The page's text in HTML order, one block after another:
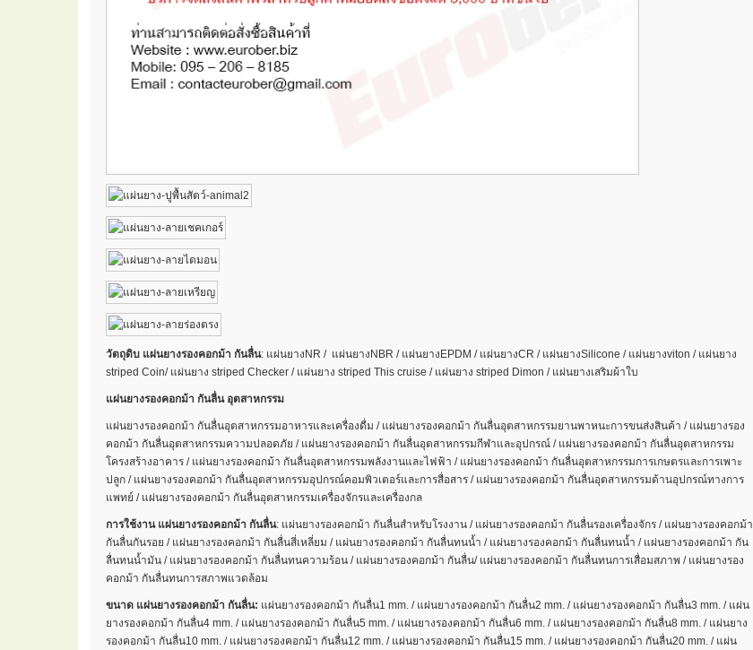
วัตถุดิบ แผ่นยางรองคอกม้า กันลื่น: แผ่นยางNR / แผ่นยางNBR / แผ่นยางEPDM / แผ่นยางCR / แผ่นยางSilicone / แผ่นยางviton / แผ่นยาง
striped Coin/ แผ่นยาง striped Checker / แผ่นยาง striped This cruise / แผ่นยาง striped Dimon / แผ่นยางเสริมผ้าใบ
แผ่นยางรองคอกม้า กันลื่น อุตสาหกรรม
แผ่นยางรองคอกม้า กันลื่นอุตสาหกรรมอาหารและเครื่องดื่ม / แผ่นยางรองคอกม้า กันลื่นอุตสาหกรรมยานพาหนะการขนส่งสินค้า / แผ่นยางรอง
คอกม้า กันลื่นอุตสาหกรรมความปลอดภัย / แผ่นยางรองคอกม้า กันลื่นอุตสาหกรรมกีฬาและอุปกรณ์ / แผ่นยางรองคอกม้า กันลื่นอุตสาหกรรม
โครงสร้างอาคาร / แผ่นยางรองคอกม้า กันลื่นอุตสาหกรรมพลังงานและไฟฟ้า / แผ่นยางรองคอกม้า กันลื่นอุตสาหกรรมการเกษตรและการเพาะ
ปลูก / แผ่นยางรองคอกม้า กันลื่นอุตสาหกรรมอุปกรณ์คอมพิวเตอร์และการสื่อสาร / แผ่นยางรองคอกม้า กันลื่นอุตสาหกรรมด้านอุปกรณ์ทางการ
แพทย์ / แผ่นยางรองคอกม้า กันลื่นอุตสาหกรรมเครื่องจักรและเครื่องกล
การใช้งาน แผ่นยางรองคอกม้า กันลื่น: แผ่นยางรองคอกม้า กันลื่นสำหรับโรงงาน / แผ่นยางรองคอกม้า กันลื่นรองเครื่องจักร / แผ่นยางรองคอกม้า
กันลื่นกันรอย / แผ่นยางรองคอกม้า กันลื่นสี่เหลี่ยม / แผ่นยางรองคอกม้า กันลื่นทนน้ำ / แผ่นยางรองคอกม้า กันลื่นทนน้ำ / แผ่นยางรองคอกม้า กัน
ลื่นทนน้ำมัน / แผ่นยางรองคอกม้า กันลื่นทนความร้อน / แผ่นยางรองคอกม้า กันลื่น/ แผ่นยางรองคอกม้า กันลื่นทนการเสื่อมสภาพ / แผ่นยางรอง
คอกม้า กันลื่นทนการสภาพแวดล้อม
ขนาด แผ่นยางรองคอกม้า กันลื่น: แผ่นยางรองคอกม้า กันลื่น1 mm. / แผ่นยางรองคอกม้า กันลื่น2 mm. / แผ่นยางรองคอกม้า กันลื่น3 mm. / แผ่น
ยางรองคอกม้า กันลื่น4 mm. / แผ่นยางรองคอกม้า กันลื่น5 mm. / แผ่นยางรองคอกม้า กันลื่น6 mm. / แผ่นยางรองคอกม้า กันลื่น8 mm. / แผ่นยาง
รองคอกม้า กันลื่น10 mm. / แผ่นยางรองคอกม้า กันลื่น12 mm. / แผ่นยางรองคอกม้า กันลื่น15 mm. / แผ่นยางรองคอกม้า กันลื่น20 mm. / แผ่น